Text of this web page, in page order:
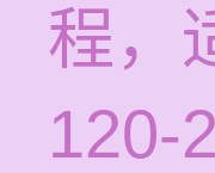
程，
120-